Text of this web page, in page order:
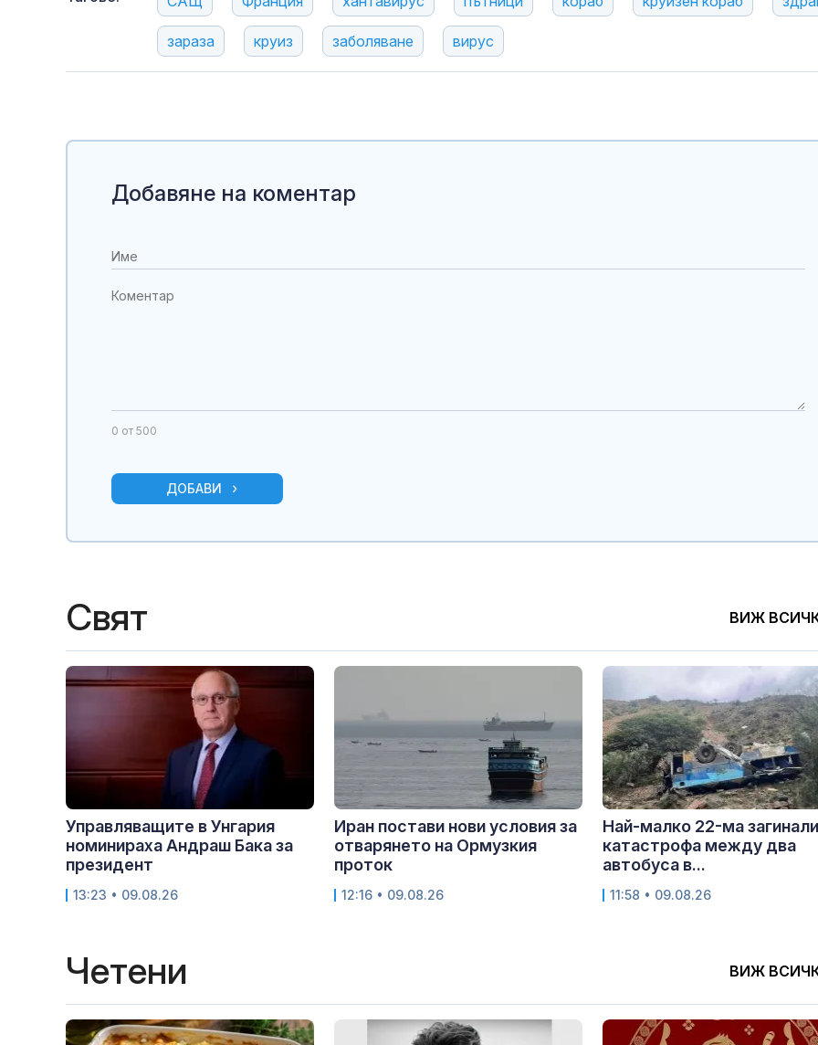
зараза круиз заболяване вирус
Добавяне на коментар
0 от 500
ДОБАВИ
Свят ВИЖ
Управляващите в Унгария
номинираха Андраш Бака за
президент
13:23 • 09.08.26
Иран постави нови условия за
отварянето на Ормузкия
проток
12:16 • 09.08.26
Най-малко 22-ма
катастрофа между два
автобуса в...
11:58 • 09.08.26
Четени ВИЖ